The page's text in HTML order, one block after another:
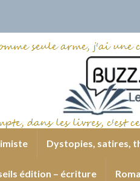
Dystopies, satires,
édition – écriture